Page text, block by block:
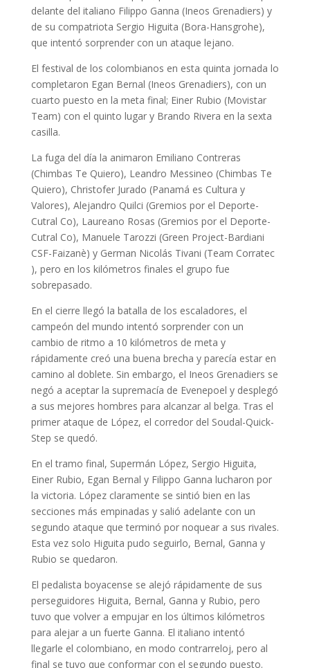
delante del italiano Filippo Ganna (Ineos Grenadiers) y
de su compatriota Sergio Higuita (Bora-Hansgrohe),
que intentó sorprender con un ataque lejano.
El festival de los colombianos en esta quinta jornada lo
completaron Egan Bernal (Ineos Grenadiers), con un
cuarto puesto en la meta final; Einer Rubio (Movistar
Team) con el quinto lugar y Brando Rivera en la sexta
casilla.
La fuga del día la animaron Emiliano Contreras
(Chimbas Te Quiero), Leandro Messineo (Chimbas Te
Quiero), Christofer Jurado (Panamá es Cultura y
Valores), Alejandro Quilci (Gremios por el Deporte-
Cutral Co), Laureano Rosas (Gremios por el Deporte-
Cutral Co), Manuele Tarozzi (Green Project-Bardiani
CSF-Faizanè) y German Nicolás Tivani (Team Corratec
), pero en los kilómetros finales el grupo fue
sobrepasado.
En el cierre llegó la batalla de los escaladores, el
campeón del mundo intentó sorprender con un
cambio de ritmo a 10 kilómetros de meta y
rápidamente creó una buena brecha y parecía estar en
camino al doblete. Sin embargo, el Ineos Grenadiers se
negó a aceptar la supremacía de Evenepoel y desplegó
a sus mejores hombres para alcanzar al belga. Tras el
primer ataque de López, el corredor del Soudal-Quick-
Step se quedó.
En el tramo final, Supermán López, Sergio Higuita,
Einer Rubio, Egan Bernal y Filippo Ganna lucharon por
la victoria. López claramente se sintió bien en las
secciones más empinadas y salió adelante con un
segundo ataque que terminó por noquear a sus rivales.
Esta vez solo Higuita pudo seguirlo, Bernal, Ganna y
Rubio se quedaron.
El pedalista boyacense se alejó rápidamente de sus
perseguidores Higuita, Bernal, Ganna y Rubio, pero
tuvo que volver a empujar en los últimos kilómetros
para alejar a un fuerte Ganna. El italiano intentó
llegarle el colombiano, en modo contrarreloj, pero al
final se tuvo que conformar con el segundo puesto.